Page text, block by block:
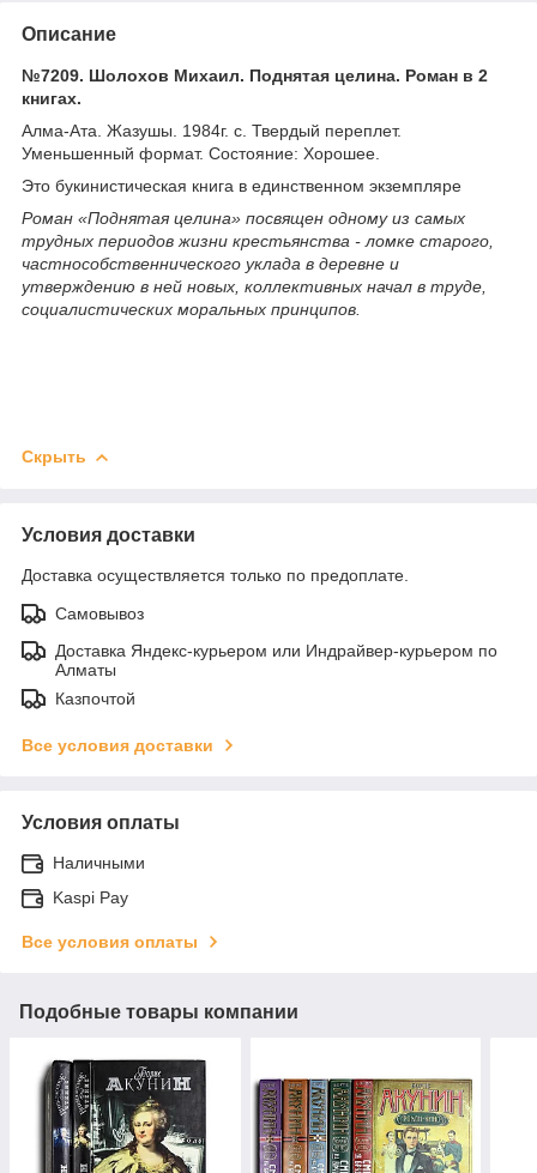
Описание
№7209. Шолохов Михаил. Поднятая целина. Роман в 2
книгах.
Алма-Ата. Жазушы. 1984г. с. Твердый переплет.
Уменьшенный формат. Состояние: Хорошее.
Это букинистическая книга в единственном экземпляре
Роман «Поднятая целина» посвящен одному из самых
трудных периодов жизни крестьянства - ломке старого,
частнособственнического уклада в деревне и
утверждению в ней новых, коллективных начал в труде,
социалистических моральных принципов.
Скрыть
Условия доставки
Доставка осуществляется только по предоплате.
Самовывоз
Доставка Яндекс-курьером или Индрайвер-курьером по
Алматы
Казпочтой
Все условия доставки
Условия оплаты
Наличными
Kaspi Pay
Все условия оплаты
Подобные товары компании